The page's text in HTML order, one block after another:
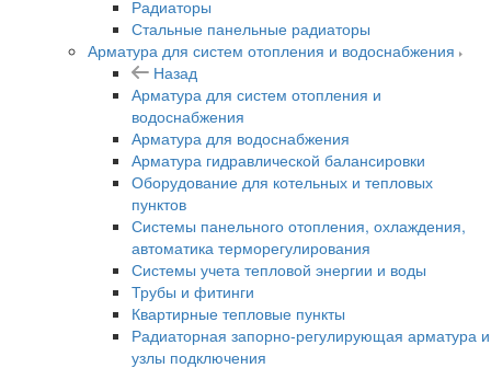
Радиаторы
Стальные панельные радиаторы
Арматура для систем отопления и водоснабжения
Назад
Арматура для систем отопления и
водоснабжения
Арматура для водоснабжения
Арматура гидравлической балансировки
Оборудование для котельных и тепловых
пунктов
Системы панельного отопления, охлаждения,
автоматика терморегулирования
Системы учета тепловой энергии и воды
Трубы и фитинги
Квартирные тепловые пункты
Радиаторная запорно-регулирующая арматура и
узлы подключения